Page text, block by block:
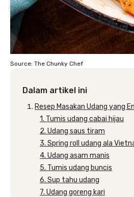
Source: The Chunky Chef
Dalam artikel ini
Resep Masakan Udang yang
1. Tumis udang cabai hijau
2. Udang saus tiram
3. Spring roll udang ala
4. Udang asam manis
5. Tumis udang buncis
6. Sup tahu udang
7. Udang goreng kari